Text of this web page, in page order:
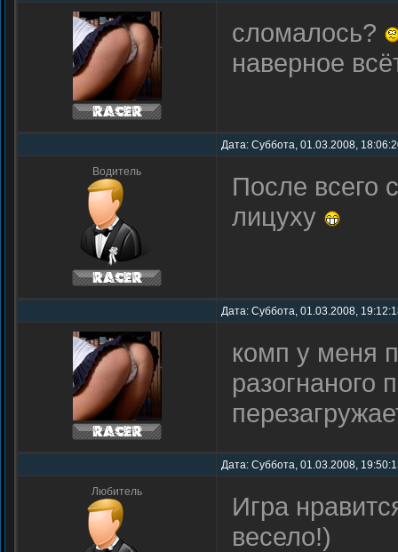
сломалось?
наверное
Дата: Суббота, 01.03.2008,
Водитель
После всего
лицуху
Дата: Суббота, 01.03.2008,
комп у меня
разогнаного
Дата: Суббота, 01.03.2008,
Любитель
Игра
весело!)